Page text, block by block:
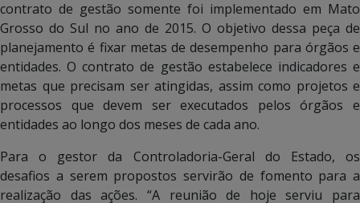
contrato de gestão somente foi implementado em Mato
Grosso do Sul no ano de 2015. O objetivo dessa peça de
planejamento é fixar metas de desempenho para órgãos e
entidades. O contrato de gestão estabelece indicadores e
metas que precisam ser atingidas, assim como projetos e
processos que devem ser executados pelos órgãos e
entidades ao longo dos meses de cada ano.
Para o gestor da Controladoria-Geral do Estado, os
desafios a serem propostos servirão de fomento para a
realização das ações. “A reunião de hoje serviu para